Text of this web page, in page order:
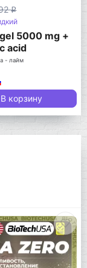
q
5000 mg +
acid
- лайм
В корзину